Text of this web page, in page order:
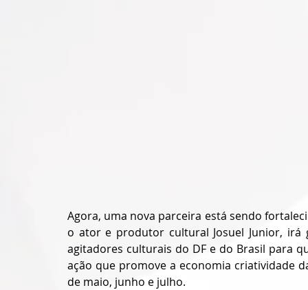
Agora, uma nova parceira está sendo
o ator e produtor cultural Josuel Junior,
agitadores culturais do DF e do Brasil para
ação que promove a economia criatividade
de maio, junho e julho.